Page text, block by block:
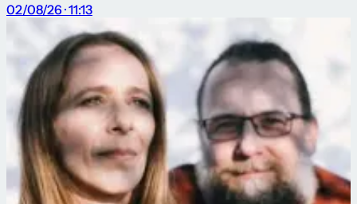
02/08/26 · 11:13